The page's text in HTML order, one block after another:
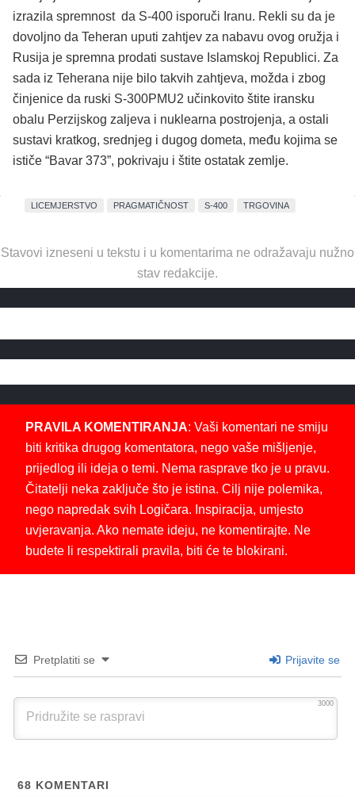
izrazila spremnost da S-400 isporuči Iranu. Rekli su da je
dovoljno da Teheran uputi zahtjev za nabavu ovog oružja i
Rusija je spremna prodati sustave Islamskoj Republici. Za
sada iz Teherana nije bilo takvih zahtjeva, možda i zbog
činjenice da ruski S-300PMU2 učinkovito štite iransku
obalu Perzijskog zaljeva i nuklearna postrojenja, a ostali
sustavi kratkog, srednjeg i dugog dometa, među kojima se
ističe “Bavar 373”, pokrivaju i štite ostatak zemlje.
LICEMJERSTVO PRAGMATIČNOST S-400 TRGOVINA
Stavovi izneseni u tekstu i u komentarima ne odražavaju nužno
stav redakcije.
PRAVILA KOMENTIRANJA: Vaši komentari ne smiju
biti kritika drugog komentatora, nego vaše mišljenje,
prijedlog ili ideja o temi. Nema rasprave tko je u pravu.
Čitatelji neka zaključe što je istina. Cilj nije polemika,
nego napredak svih Logičara. Inspiracija, umjesto
uvjeravanja. Ako nemate ideju, ne komentirajte. Ne
budete li respektirali pravila, biti će te blokirani.
Pretplatiti se Prijavite se
3000
68 KOMENTARI